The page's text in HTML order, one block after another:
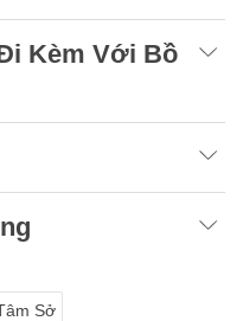
Kèm Với Bồ
Sở